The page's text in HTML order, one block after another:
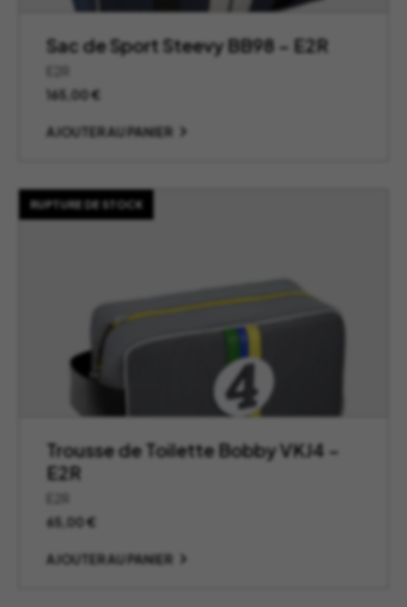
Sac de Sport Steevy BB98 – E2R
165,00€
AJOUTER AU PANIER
RUPTURE DE STOCK
Trousse de Toilette Bobby VKJ4 –
E2R
65,00€
AJOUTER AU PANIER